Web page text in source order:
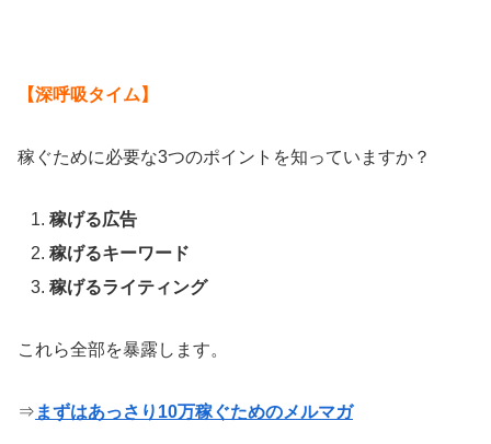
【深呼吸タイム】
稼ぐために必要な3つのポイントを知っていますか？
稼げる広告
稼げるキーワード
稼げるライティング
これら全部を暴露します。
⇒ まずはあっさり10万稼ぐためのメルマガ